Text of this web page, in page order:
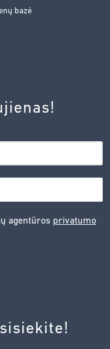
bazė
agentūros privatumo